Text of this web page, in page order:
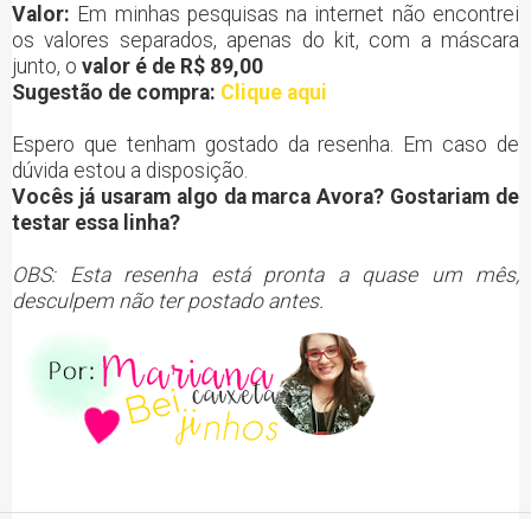
Valor: Em minhas pesquisas na internet não encontrei
os valores separados, apenas do kit, com a máscara
junto, o valor é de R$ 89,00
Sugestão de compra: Clique aqui
Espero que tenham gostado da resenha. Em caso de
dúvida estou a disposição.
Vocês já usaram algo da marca Avora? Gostariam de
testar essa linha?
OBS: Esta resenha está pronta a quase um mês,
desculpem não ter postado antes.